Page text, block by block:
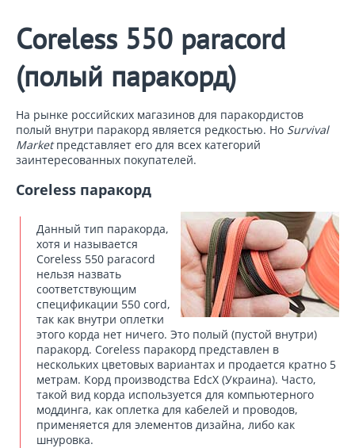
Coreless 550 paracord
(полый паракорд)
На рынке российских магазинов для паракордистов
полый внутри паракорд является редкостью. Но Survival
Marketпредставляет его для всех категорий
заинтересованных покупателей.
Coreless паракорд
Данный тип паракорда,
хотя и называется
Coreless 550 paracord
нельзя назвать
соответствующим
спецификации 550 cord,
так как внутри оплетки
этого корда нет ничего. Это полый (пустой внутри)
паракорд. Coreless паракорд представлен в
нескольких цветовых вариантах и продается кратно 5
метрам. Корд производства EdcX (Украина). Часто,
такой вид корда используется для компьютерного
моддинга, как оплетка для кабелей и проводов,
применяется для элементов дизайна, либо как
шнуровка.